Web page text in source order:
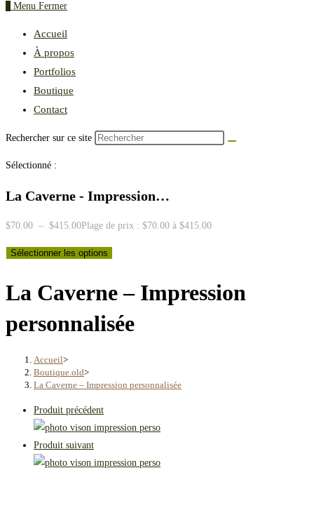
Menu Fermer
Accueil
À propos
Portfolios
Boutique
Contact
Rechercher sur ce site
Sélectionné :
La Caverne - Impression…
$70.00 – $415.00Plage de prix : $70.00 à $415.00
Sélectionner les options
La Caverne – Impression
personnalisée
Accueil>
Boutique.old>
La Caverne – Impression personnalisée
Produit précédent
Produit suivant